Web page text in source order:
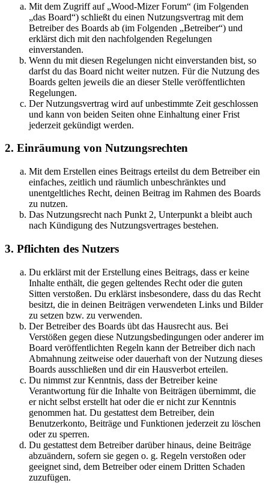
Mit dem Zugriff auf „Wood-Mizer Forum“ (im Folgenden
„das Board“) schließt du einen Nutzungsvertrag mit dem
Betreiber des Boards ab (im Folgenden „Betreiber“) und
erklärst dich mit den nachfolgenden Regelungen
einverstanden.
Wenn du mit diesen Regelungen nicht einverstanden bist, so
darfst du das Board nicht weiter nutzen. Für die Nutzung des
Boards gelten jeweils die an dieser Stelle veröffentlichten
Regelungen.
Der Nutzungsvertrag wird auf unbestimmte Zeit geschlossen
und kann von beiden Seiten ohne Einhaltung einer Frist
jederzeit gekündigt werden.
2. Einräumung von Nutzungsrechten
Mit dem Erstellen eines Beitrags erteilst du dem Betreiber ein
einfaches, zeitlich und räumlich unbeschränktes und
unentgeltliches Recht, deinen Beitrag im Rahmen des Boards
zu nutzen.
Das Nutzungsrecht nach Punkt 2, Unterpunkt a bleibt auch
nach Kündigung des Nutzungsvertrages bestehen.
3. Pflichten des Nutzers
Du erklärst mit der Erstellung eines Beitrags, dass er keine
Inhalte enthält, die gegen geltendes Recht oder die guten
Sitten verstoßen. Du erklärst insbesondere, dass du das Recht
besitzt, die in deinen Beiträgen verwendeten Links und Bilder
zu setzen bzw. zu verwenden.
Der Betreiber des Boards übt das Hausrecht aus. Bei
Verstößen gegen diese Nutzungsbedingungen oder anderer im
Board veröffentlichten Regeln kann der Betreiber dich nach
Abmahnung zeitweise oder dauerhaft von der Nutzung dieses
Boards ausschließen und dir ein Hausverbot erteilen.
Du nimmst zur Kenntnis, dass der Betreiber keine
Verantwortung für die Inhalte von Beiträgen übernimmt, die
er nicht selbst erstellt hat oder die er nicht zur Kenntnis
genommen hat. Du gestattest dem Betreiber, dein
Benutzerkonto, Beiträge und Funktionen jederzeit zu löschen
oder zu sperren.
Du gestattest dem Betreiber darüber hinaus, deine Beiträge
abzuändern, sofern sie gegen o. g. Regeln verstoßen oder
geeignet sind, dem Betreiber oder einem Dritten Schaden
zuzufügen.